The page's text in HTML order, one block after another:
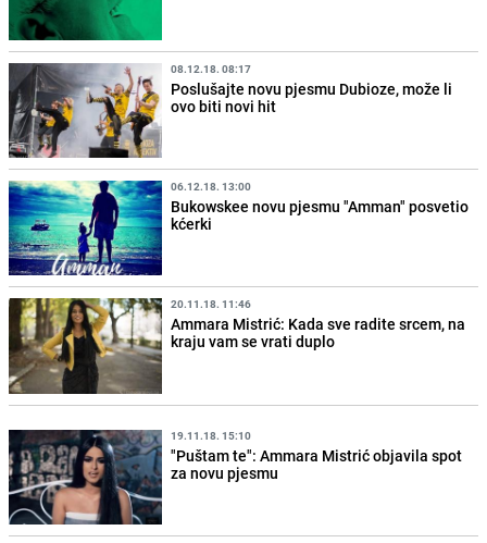
08.12.18. 08:17
Poslušajte novu pjesmu Dubioze, može li
ovo biti novi hit
06.12.18. 13:00
Bukowskee novu pjesmu "Amman" posvetio
kćerki
20.11.18. 11:46
Ammara Mistrić: Kada sve radite srcem, na
kraju vam se vrati duplo
19.11.18. 15:10
"Puštam te": Ammara Mistrić objavila spot
za novu pjesmu